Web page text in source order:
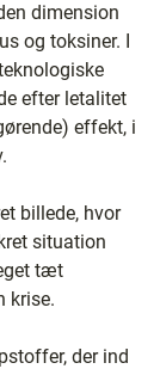
dimension
og toksiner. I
efter letalitet
effekt, i
billede, hvor
situation
tæt
krise.
der ind